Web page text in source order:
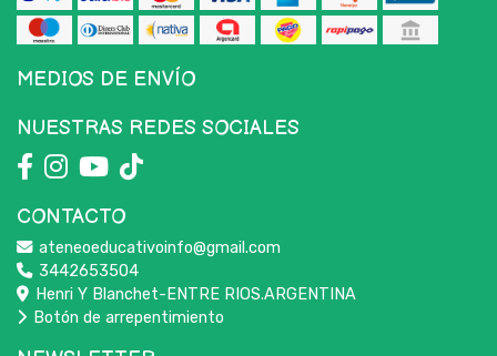
MEDIOS DE ENVÍO
NUESTRAS REDES SOCIALES
CONTACTO
ateneoeducativoinfo@gmail.com
3442653504
Henri Y Blanchet-ENTRE RIOS.ARGENTINA
Botón de arrepentimiento